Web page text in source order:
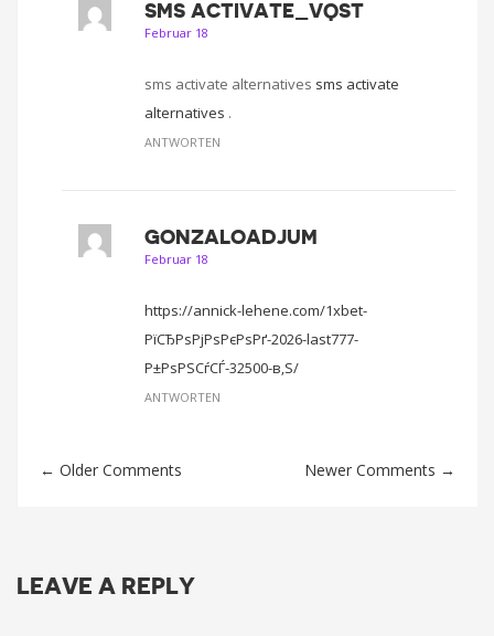
SMS ACTIVATE_VQST
Februar 18
sms activate alternatives sms activate
alternatives .
ANTWORTEN
GONZALOADJUM
Februar 18
https://annick-lehene.com/1xbet-
РїСЂРѕРјРѕРєРѕРґ-2026-last777-
Р±РѕРЅСѓСЃ-32500-в‚Ѕ/
ANTWORTEN
← Older Comments Newer Comments →
LEAVE A REPLY